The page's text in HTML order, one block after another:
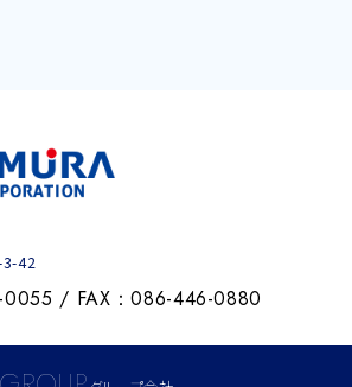
3-42
0055 / FAX：086-446-0880